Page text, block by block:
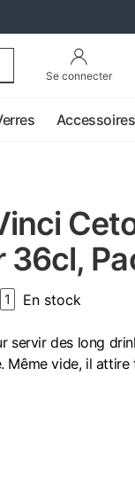
Se connecter
36cl,
1 En stock
servir des long
Même vide, il